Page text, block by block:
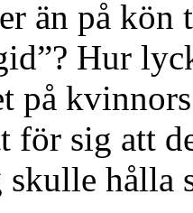
än på
Hur
på
för sig att
skulle